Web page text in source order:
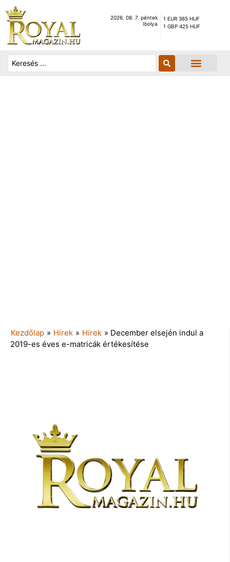
2026. 08. 7. péntek
Ibolya
1 EUR 365 HUF
1 GBP 425 HUF
Kezdőlap » Hírek » Hírek » December elsején indul a
2019-es éves e-matricák értékesítése